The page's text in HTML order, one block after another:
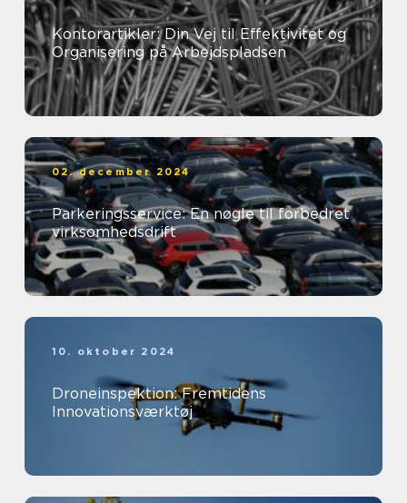
Kontorartikler: Din Vej til Effektivitet og
Organisering på Arbejdspladsen
02. december 2024
Parkeringsservice: En nøgle til forbedret
virksomhedsdrift
10. oktober 2024
Droneinspektion: Fremtidens
Innovationsværktøj